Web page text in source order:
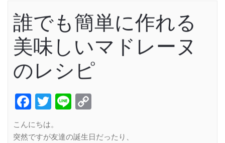
誰でも簡単に作れる
美味しいマドレーヌ
のレシピ
Facebook
Twitter
Line
こんにちは。
突然ですが友達の誕生日だったり、